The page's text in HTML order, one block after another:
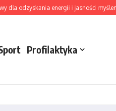
dla odzyskania energii i jasności myślenia
Profilaktyka